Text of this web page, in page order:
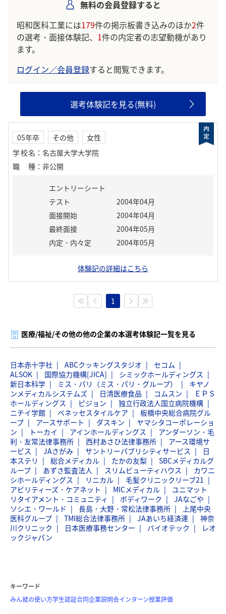
無料の会員登録すると
昭和医科工業には179件の掲示板書き込みのほか2件
の選考・面接体験記、 1件の内定者の志望動機があり
ます。
ログイン／会員登録すると閲覧できます。
選考体験記を見る(無料)
05年卒 その他
女性
学校名 ： 名古屋大学大学院
職種 ： 非公開
エントリーシート
テスト
2004年04月
面接開始
2004年04月
最終面接
2004年05月
内定・内々定
2004年05月
体験記の詳細はこちら
1
医療/福祉/その他の他の企業の本選考体験記一覧を見る
日本赤十字社 ABCクッキングスタジオ
セコム
ALSOK
国際協力機構[JICA]
シミックホールディングス
新日本科学
ミス・パリ（ミス・パリ・グループ）
キヤノ
ンメディカルシステムズ
日清医療食品 コムスン
ＥＰＳ
ホールディングス
ピジョン
独立行政法人国立病院機構
ニチイ学館
ベネッセスタイルケア
板橋中央総合病院グル
ープ
アースサポート ダスキン
ヤマシタコーポレーショ
ン
トーカイ アインホールディングス
アンダーソン・毛
利・友常法律事務所
西村あさひ法律事務所
アース環境サ
ービス
JAさがみ サントリーパブリシティサービス
日
本ステリ
総合メディカル たかの友梨
SBCメディカルグ
ループ
あずさ監査法人 スリムビューティハウス
カワニ
シホールディングス
リニカル
毛髪クリニックリーブ21
アビリティーズ・ケアネット
MICメディカル
ユニマット
リタイアメント・コミュニティ
ボディワーク
JAなごや
ソシエ・ワールド
長島・大野・常松法律事務所
上尾中央
医科グループ
TMI総合法律事務所 JAあいち経済連
神奈
川クリニック
日本医療事務センター バイオテック
レオ
ックジャパン
キーワード
みん就の使い方学生認証合同企業説明会インターン授業評価